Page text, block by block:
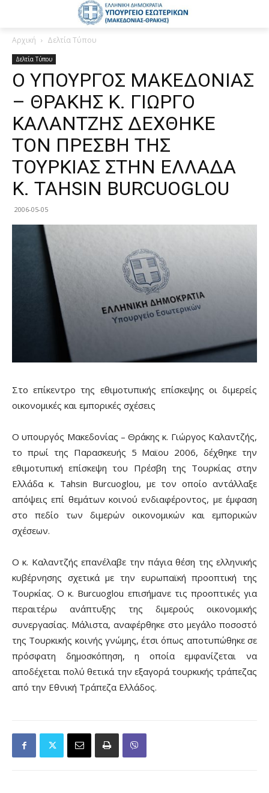
Αρχική Δελτία Τύπου
Δελτία Τύπου
Ο ΥΠΟΥΡΓΟΣ ΜΑΚΕΔΟΝΙΑΣ
– ΘΡΑΚΗΣ Κ. ΓΙΩΡΓΟ
ΚΑΛΑΝΤΖΗΣ ΔΕΧΘΗΚΕ
ΤΟΝ ΠΡΕΣΒΗ ΤΗΣ
ΤΟΥΡΚΙΑΣ ΣΤΗΝ ΕΛΛΑΔΑ
Κ. TAHSIN BURCUOGLOU
2006-05-05
Στο επίκεντρο της εθιμοτυπικής επίσκεψης οι διμερείς
οικονομικές και εμπορικές σχέσεις
Ο υπουργός Μακεδονίας – Θράκης κ. Γιώργος Καλαντζής,
το πρωί της Παρασκευής 5 Μαϊου 2006, δέχθηκε την
εθιμοτυπική επίσκεψη του Πρέσβη της Τουρκίας στην
Ελλάδα κ. Tahsin Burcuoglou, με τον οποίο αντάλλαξε
απόψεις επί θεμάτων κοινού ενδιαφέροντος, με έμφαση
στο πεδίο των διμερών οικονομικών και εμπορικών
σχέσεων.
Ο κ. Καλαντζής επανέλαβε την πάγια θέση της ελληνικής
κυβέρνησης σχετικά με την ευρωπαϊκή προοπτική της
Τουρκίας. Ο κ. Burcuoglou επισήμανε τις προοπτικές για
περαιτέρω ανάπτυξης της διμερούς οικονομικής
συνεργασίας. Μάλιστα, αναφέρθηκε στο μεγάλο ποσοστό
της Τουρκικής κοινής γνώμης, έτσι όπως αποτυπώθηκε σε
πρόσφατη δημοσκόπηση, η οποία εμφανίζεται να
αποδέχεται πολύ θετικά την εξαγορά τουρκικής τράπεζας
από την Εθνική Τράπεζα Ελλάδος.